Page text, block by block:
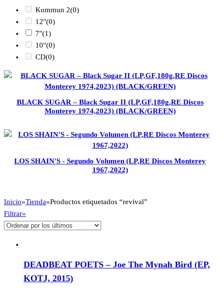
Kommun 2(0)
12"(0)
7"(1)
10"(0)
CD(0)
BLACK SUGAR – Black Sugar II (LP,GF,180g,RE Discos
Monterey 1974,2023) (BLACK/GREEN)
LOS SHAIN'S - Segundo Volumen (LP,RE Discos Monterey
1967,2022)
Inicio»Tienda»Productos etiquetados “revival”
Filtrar»
DEADBEAT POETS – Joe The Mynah Bird (EP,
KOTJ, 2015)